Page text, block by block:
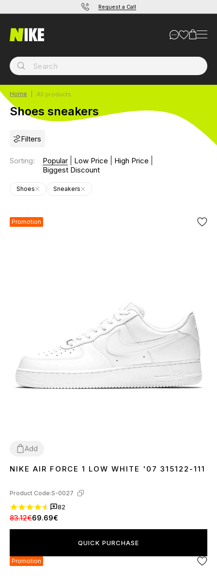
Request a Call
Home All products
Shoes sneakers
Filters
Sorting: Popular Low Price
High Price
Biggest Discount
Shoes Sneakers
Promotion
Add
3637 38 39 40414243 444546
NIKE AIR FORCE 1 LOW WHITE '07 315122-111
Product Code:S-0027
82
83.12€69.69€
QUICK PURCHASE
Promotion